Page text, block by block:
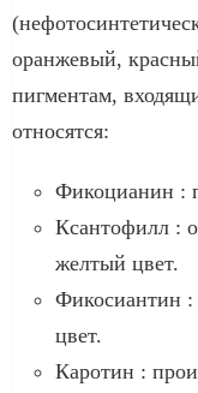
оранжевый,
пигментам,
относятся:
Фикоцианин :
Ксантофилл :
желтый цвет.
Фикосиантин :
цвет.
Каротин :